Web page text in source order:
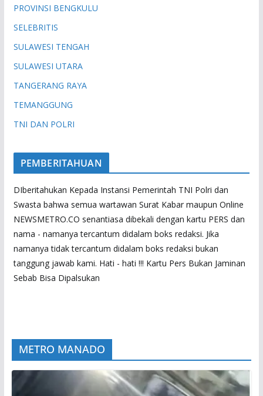
PROVINSI BENGKULU
SELEBRITIS
SULAWESI TENGAH
SULAWESI UTARA
TANGERANG RAYA
TEMANGGUNG
TNI DAN POLRI
PEMBERITAHUAN
DIberitahukan Kepada Instansi Pemerintah TNI Polri dan
Swasta bahwa semua wartawan Surat Kabar maupun Online
NEWSMETRO.CO senantiasa dibekali dengan kartu PERS dan
nama - namanya tercantum didalam boks redaksi. Jika
namanya tidak tercantum didalam boks redaksi bukan
tanggung jawab kami. Hati - hati !!! Kartu Pers Bukan Jaminan
Sebab Bisa Dipalsukan
METRO MANADO